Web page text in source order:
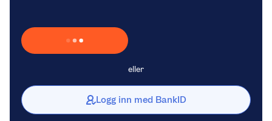
Laster inn Vipps …
eller
Logg inn med BankID